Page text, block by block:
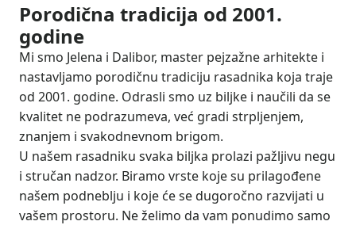
Porodična tradicija od 2001.
godine
Mi smo Jelena i Dalibor, master pejzažne arhitekte i
nastavljamo porodičnu tradiciju rasadnika koja traje
od 2001. godine. Odrasli smo uz biljke i naučili da se
kvalitet ne podrazumeva, već gradi strpljenjem,
znanjem i svakodnevnom brigom.
U našem rasadniku svaka biljka prolazi pažljivu negu
i stručan nadzor. Biramo vrste koje su prilagođene
našem podneblju i koje će se dugoročno razvijati u
vašem prostoru. Ne želimo da vam ponudimo samo